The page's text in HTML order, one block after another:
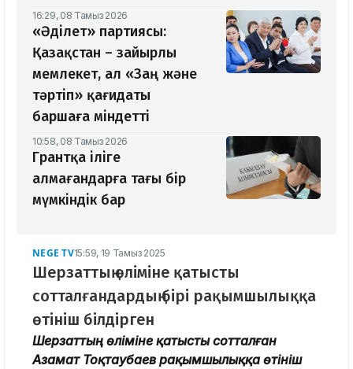
16:29, 08 Тамыз 2026
«Әділет» партиясы:
Қазақстан – зайырлы
мемлекет, ал «Заң және
тәртіп» қағидаты
баршаға міндетті
10:58, 08 Тамыз 2026
Грантқа іліге
алмағандарға тағы бір
мүмкіндік бар
NEGE TV15:59, 19 Тамыз 2025
Шерзаттың өліміне қатысты
сотталғандардың бірі рақымшылыққа
өтініш білдірген
Шерзаттың өліміне қатысты сотталған
Азамат Тоқтаубаев рақымшылыққа өтініш